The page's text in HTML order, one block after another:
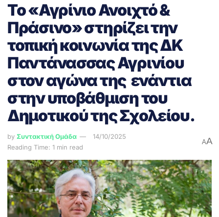
Το «Αγρίνιο Ανοιχτό &
Πράσινο» στηρίζει την
τοπική κοινωνία της ΔΚ
Παντάνασσας Αγρινίου
στον αγώνα της ενάντια
στην υποβάθμιση του
Δημοτικού της Σχολείου.
by Συντακτική Ομάδα
14/10/2025
Reading Time: 1 min read
AA